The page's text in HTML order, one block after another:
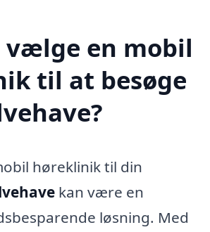
en mobil
til at besøge
høreklinik til din
kan være en
løsning. Med